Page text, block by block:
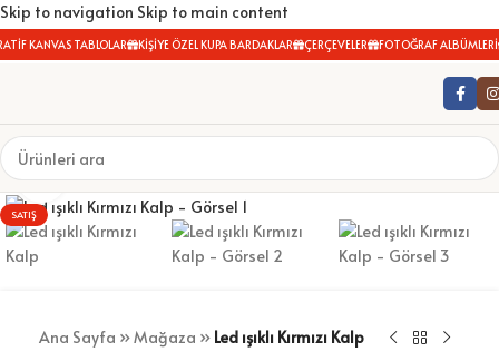
Skip to navigation Skip to main content
KANVAS TABLOLAR KİŞİYE ÖZEL KUPA BARDAKLAR ÇERÇEVELER FOTOĞRAF ALBÜMLERİ
SATIŞ
Büyütmek için tıklayın
Ana Sayfa »Mağaza » Led ışıklı Kırmızı Kalp